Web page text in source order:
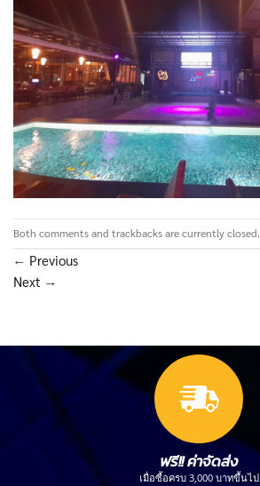
Both comments and trackbacks are currently closed.
← Previous
Next →
ฟรี!! ค่าจัดส่ง
เมื่อซื้อครบ 3,000 บาทขึ้นไป